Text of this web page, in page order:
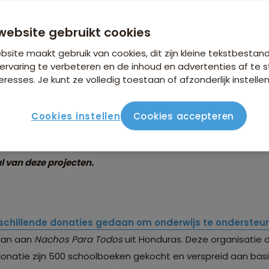
over onze
haar klanten wereldwijd verschillende goede doelen en
resultaten van deze donaties en investeringen. In dit
van deze projecten.
donaties gedaan om onderwijs te
aan Nachos Para Todosuit Honduras. Deze organisatie
zijn 500 schoolboeken gekocht en verspreid aan
gebruikt cookies
maakt gebruik van cookies, dit zijn kleine
te verbeteren en de inhoud en advertenties af te
Je kunt ze volledig toestaan of afzonderlijk
Cookies instellen Cookies accepteren